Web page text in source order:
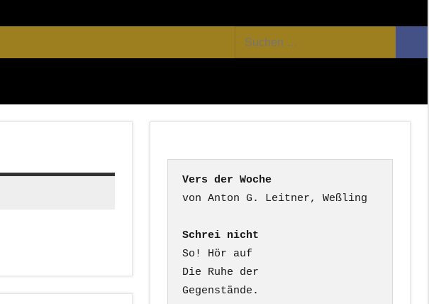
Suchen
nach:
Vers der Woche
Schrei nicht
So! Hör auf
Die Ruhe der
Gegenstände.